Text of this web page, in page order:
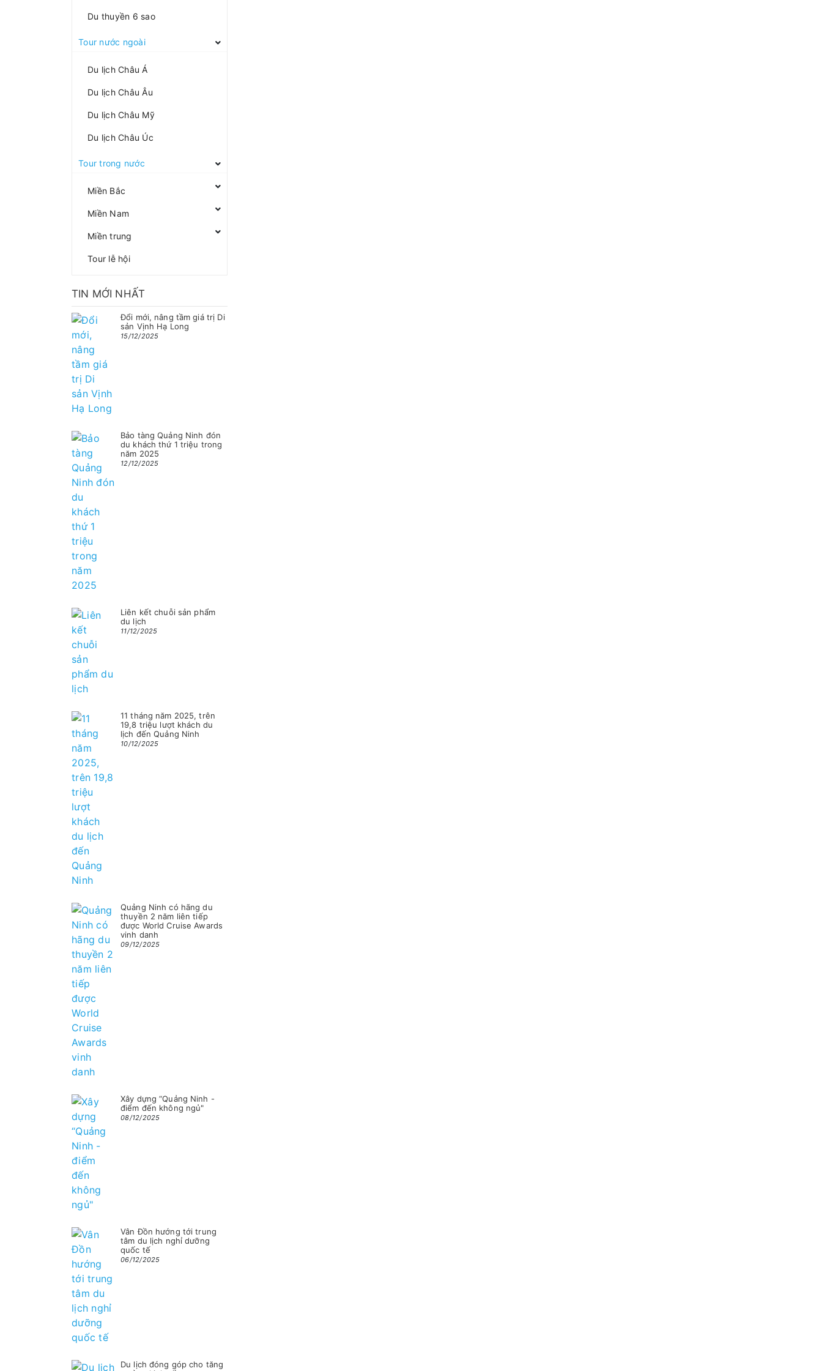
Du thuyền 6 sao
Tour nước ngoài
Du lịch Châu Á
Du lịch Châu Âu
Du lịch Châu Mỹ
Du lịch Châu Úc
Tour trong nước
Miền Bắc
Miền Nam
Miền trung
Tour lễ hội
TIN MỚI NHẤT
Đổi mới, nâng tầm giá trị Di
sản Vịnh Hạ Long
15/12/2025
Bảo tàng Quảng Ninh đón
du khách thứ 1 triệu trong
năm 2025
12/12/2025
Liên kết chuỗi sản phẩm
du lịch
11/12/2025
11 tháng năm 2025, trên
19,8 triệu lượt khách du
lịch đến Quảng Ninh
10/12/2025
Quảng Ninh có hãng du
thuyền 2 năm liên tiếp
được World Cruise Awards
vinh danh
09/12/2025
Xây dựng “Quảng Ninh -
điểm đến không ngủ"
08/12/2025
Vân Đồn hướng tới trung
tâm du lịch nghỉ dưỡng
quốc tế
06/12/2025
Du lịch đóng góp cho tăng